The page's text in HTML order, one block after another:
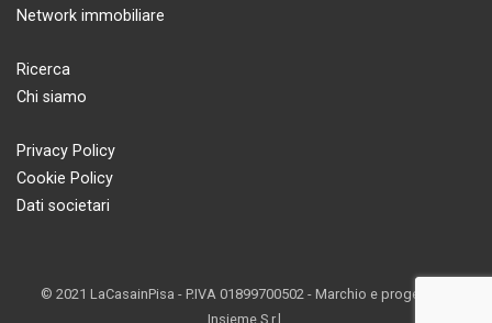
Network immobiliare
Ricerca
Chi siamo
Privacy Policy
Cookie Policy
Dati societari
© 2021 LaCasainPisa - P.IVA 01899700502 - Marchio e progetto di
Insieme S.r.l.